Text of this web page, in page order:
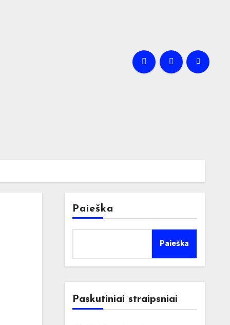
Paieška
Paieška
Paskutiniai straipsniai